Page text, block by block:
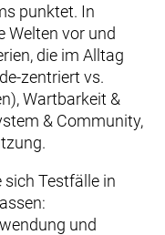
punktet. In
Welten vor und
die im Alltag
zentriert vs.
Wartbarkeit &
& Community,
sich Testfälle in
und